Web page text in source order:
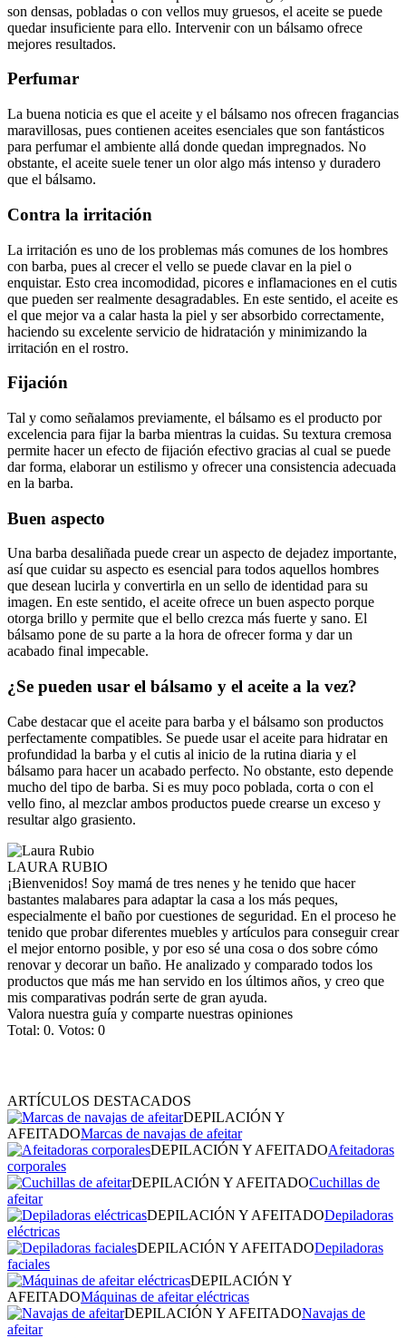
son densas, pobladas o con vellos muy gruesos, el aceite se puede
quedar insuficiente para ello. Intervenir con un bálsamo ofrece
mejores resultados.
Perfumar
La buena noticia es que el aceite y el bálsamo nos ofrecen fragancias
maravillosas, pues contienen aceites esenciales que son fantásticos
para perfumar el ambiente allá donde quedan impregnados. No
obstante, el aceite suele tener un olor algo más intenso y duradero
que el bálsamo.
Contra la irritación
La irritación es uno de los problemas más comunes de los hombres
con barba, pues al crecer el vello se puede clavar en la piel o
enquistar. Esto crea incomodidad, picores e inflamaciones en el cutis
que pueden ser realmente desagradables. En este sentido, el aceite es
el que mejor va a calar hasta la piel y ser absorbido correctamente,
haciendo su excelente servicio de hidratación y minimizando la
irritación en el rostro.
Fijación
Tal y como señalamos previamente, el bálsamo es el producto por
excelencia para fijar la barba mientras la cuidas. Su textura cremosa
permite hacer un efecto de fijación efectivo gracias al cual se puede
dar forma, elaborar un estilismo y ofrecer una consistencia adecuada
en la barba.
Buen aspecto
Una barba desaliñada puede crear un aspecto de dejadez importante,
así que cuidar su aspecto es esencial para todos aquellos hombres
que desean lucirla y convertirla en un sello de identidad para su
imagen. En este sentido, el aceite ofrece un buen aspecto porque
otorga brillo y permite que el bello crezca más fuerte y sano. El
bálsamo pone de su parte a la hora de ofrecer forma y dar un
acabado final impecable.
¿Se pueden usar el bálsamo y el aceite a la vez?
Cabe destacar que el aceite para barba y el bálsamo son productos
perfectamente compatibles. Se puede usar el aceite para hidratar en
profundidad la barba y el cutis al inicio de la rutina diaria y el
bálsamo para hacer un acabado perfecto. No obstante, esto depende
mucho del tipo de barba. Si es muy poco poblada, corta o con el
vello fino, al mezclar ambos productos puede crearse un exceso y
resultar algo grasiento.
LAURA RUBIO
¡Bienvenidos! Soy mamá de tres nenes y he tenido que hacer
bastantes malabares para adaptar la casa a los más peques,
especialmente el baño por cuestiones de seguridad. En el proceso he
tenido que probar diferentes muebles y artículos para conseguir crear
el mejor entorno posible, y por eso sé una cosa o dos sobre cómo
renovar y decorar un baño. He analizado y comparado todos los
productos que más me han servido en los últimos años, y creo que
mis comparativas podrán serte de gran ayuda.
Valora nuestra guía y comparte nuestras opiniones
Total: 0. Votos: 0
ARTÍCULOS DESTACADOS
DEPILACIÓN Y
AFEITADOMarcas de navajas de afeitar
DEPILACIÓN Y AFEITADOAfeitadoras
corporales
DEPILACIÓN Y AFEITADOCuchillas de
afeitar
DEPILACIÓN Y AFEITADODepiladoras
eléctricas
DEPILACIÓN Y AFEITADODepiladoras
faciales
DEPILACIÓN Y
AFEITADOMáquinas de afeitar eléctricas
DEPILACIÓN Y AFEITADONavajas de
afeitar